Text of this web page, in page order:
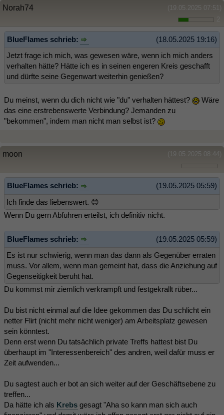
(19.05.2025 07:51)
Norah74
(18.05.2025 19:16)
BlueFlames schrieb:
Jetzt frage ich mich, was gewesen wäre, wenn ich mich anders
verhalten hätte? Hätte ich es in seinen engeren Kreis geschafft
und dürfte seine Gegenwart weiterhin genießen?
Du meinst, wenn du dich nicht wie "du" verhalten hättest?
Wäre
das eine erstrebenswerte Verbindung? Jemanden zu
"bekommen", indem man nicht man selbst ist?
(19.05.2025 08:44)
moon
(19.05.2025 05:59)
BlueFlames schrieb:
Ich finde das liebenswert. 😊
Wenn Du gern Abfuhren erteilst, ich definitiv nicht.
(19.05.2025 05:59)
BlueFlames schrieb:
Es ist nur schwierig, wenn man das dann als Gegenüber erraten
muss. Vor allem, wenn man gemeint hat, dass die Anziehung auf
Gegenseitigkeit beruht hat.
Du kommst mir ziemlich verkrampft und festgekrallt rüber...
Du bist nicht einmal auf die Idee gekommen das Du schlicht ein
netter Flirt (nicht mehr nicht weniger) am Arbeitsplatz gewesen
sein könntest.
Denn erst wenn Du tatsächlich private Treffs hattest bist Du
überhaupt im "Interessenbereich" des andren, weil dafür muss er
Zeit aufwenden...
Du sagtest auch er bot an sich weiter auf der Geschäftsebene zu
treffen...
Da hätte ich als Krebs gesagt "Aha so kann man sich auch